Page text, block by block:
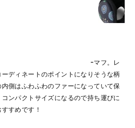
ニークな総柄デザインのイヤーマフ。レ
ディネートのポイントになりそうな柄
側はふわふわのファーになっていて保
ンパクトサイズになるので持ち運びに
すめです！